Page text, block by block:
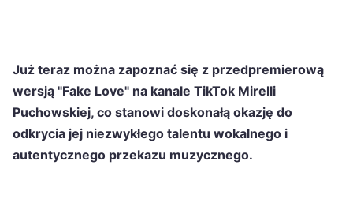
Już teraz można zapoznać się z przedpremierową
wersją "Fake Love" na kanale TikTok Mirelli
Puchowskiej, co stanowi doskonałą okazję do
odkrycia jej niezwykłego talentu wokalnego i
autentycznego przekazu muzycznego.